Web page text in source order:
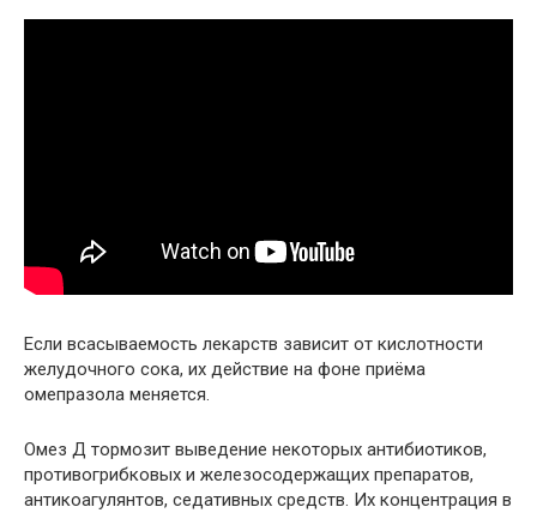
Если всасываемость лекарств зависит от кислотности
желудочного сока, их действие на фоне приёма
омепразола меняется.
Омез Д тормозит выведение некоторых антибиотиков,
противогрибковых и железосодержащих препаратов,
антикоагулянтов, седативных средств. Их концентрация в